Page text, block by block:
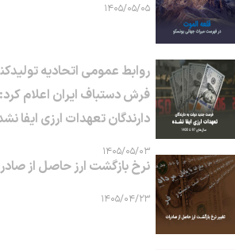
۱۴۰۵/۰۵/۰۵
روابط عمومی اتحادیه
فرش دستباف ایران اعلام
دارندگان تعهدات ارزی ایفا نشده
۱۴۰۵/۰۵/۰۳
نرخ بازگشت ارز حاصل از
۱۴۰۵/۰۴/۲۳